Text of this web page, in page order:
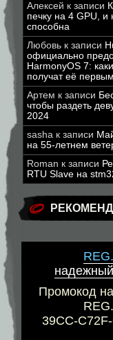
Алексей к записи
печку на 4 GPU, и
способна
Любовь к записи
официально
HarmonyOS 7:
получат её
Артем к записи
чтобы раздеть
2024
sasha к записи
на 55-летнем
Roman к записи
RTU Slave на
надежный
Промокод
39CC-